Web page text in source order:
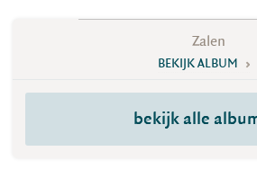
Zalen
BEKIJK ALBUM
bekijk alle